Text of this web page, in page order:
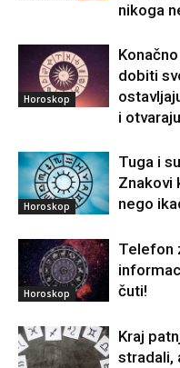
nikoga
Horoskop
dobiti
i
Horoskop
Tuga i
Znakovi
nego
Horoskop
Telefon
čuti!
Kraj
stradali,